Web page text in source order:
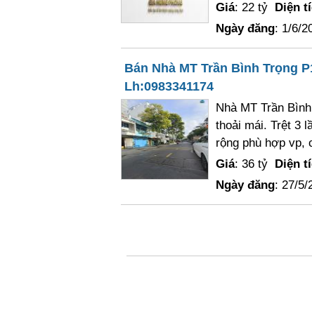
Giá: 22 tỷ Diện
Ngày đăng: 1/6/
Bán Nhà MT Trần Bình Trọng
Lh:0983341174
Nhà MT Trần
thoải mái. Trệt 3
rộng phù hợp vp,
Giá: 36 tỷ Diện
Ngày đăng: 27/5/